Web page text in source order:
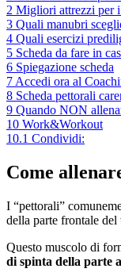
2 Migliori attrezzi per
3 Quali manubri
4 Quali esercizi
5 Scheda da fare in
6 Spiegazione scheda
7 Accedi ora al
8 Scheda pettorali
9 Quando NON
10 Work&Workout
10.1 Condividi:
Come
I “pettorali”
della parte frontale del
Questo muscolo di
di spinta della parte